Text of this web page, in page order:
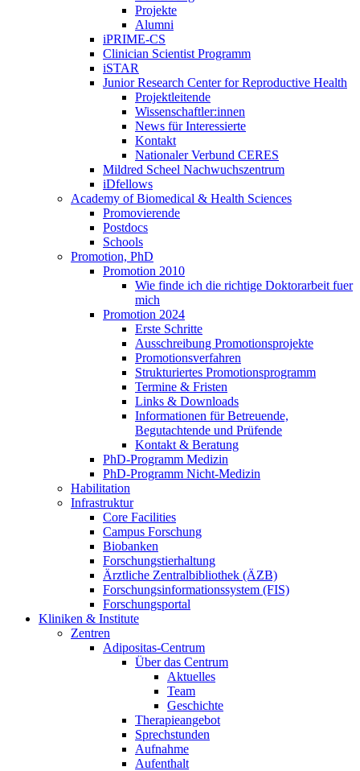
Projekte
Alumni
iPRIME-CS
Clinician Scientist Programm
iSTAR
Junior Research Center for Reproductive Health
Projektleitende
Wissenschaftler:innen
News für Interessierte
Kontakt
Nationaler Verbund CERES
Mildred Scheel Nachwuchszentrum
iDfellows
Academy of Biomedical & Health Sciences
Promovierende
Postdocs
Schools
Promotion, PhD
Promotion 2010
Wie finde ich die richtige Doktorarbeit fuer
mich
Promotion 2024
Erste Schritte
Ausschreibung Promotionsprojekte
Promotionsverfahren
Strukturiertes Promotionsprogramm
Termine & Fristen
Links & Downloads
Informationen für Betreuende,
Begutachtende und Prüfende
Kontakt & Beratung
PhD-Programm Medizin
PhD-Programm Nicht-Medizin
Habilitation
Infrastruktur
Core Facilities
Campus Forschung
Biobanken
Forschungstierhaltung
Ärztliche Zentralbibliothek (ÄZB)
Forschungsinformationssystem (FIS)
Forschungsportal
Kliniken & Institute
Zentren
Adipositas-Centrum
Über das Centrum
Aktuelles
Team
Geschichte
Therapieangebot
Sprechstunden
Aufnahme
Aufenthalt